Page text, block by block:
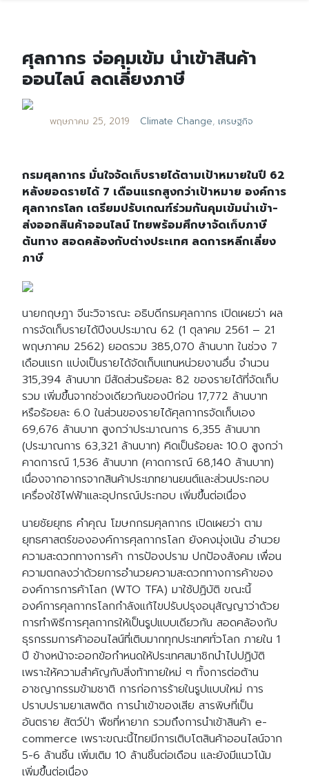
ศุลกากร จ่อคุมเข้ม นำเข้าสินค้า
ออนไลน์ ลดเลี่ยงภาษี
พฤษภาคม 25, 2019 Climate Change, เศรษฐกิจ
กรมศุลกากร มั่นใจจัดเก็บรายได้ตามเป้าหมายในปี 62
หลังยอดรายได้ 7 เดือนแรกสูงกว่าเป้าหมาย องค์การ
ศุลกากรโลก เตรียมปรับเกณฑ์ร่วมกันคุมเข้มนำเข้า-
ส่งออกสินค้าออนไลน์ ไทยพร้อมศึกษาจัดเก็บภาษี
ต้นทาง สอดคล้องกับต่างประเทศ ลดการหลีกเลี่ยง
ภาษี
นายกฤษฎา จีนะวิจารณะ อธิบดีกรมศุลกากร เปิดเผยว่า ผล
การจัดเก็บรายได้ปีงบประมาณ 62 (1 ตุลาคม 2561 – 21
พฤษภาคม 2562) ยอดรวม 385,070 ล้านบาท ในช่วง 7
เดือนแรก แบ่งเป็นรายได้จัดเก็บแทนหน่วยงานอื่น จำนวน
315,394 ล้านบาท มีสัดส่วนร้อยละ 82 ของรายได้ที่จัดเก็บ
รวม เพิ่มขึ้นจากช่วงเดียวกันของปีก่อน 17,772 ล้านบาท
หรือร้อยละ 6.0 ในส่วนของรายได้ศุลกากรจัดเก็บเอง
69,676 ล้านบาท สูงกว่าประมาณการ 6,355 ล้านบาท
(ประมาณการ 63,321 ล้านบาท) คิดเป็นร้อยละ 10.0 สูงกว่า
คาดการณ์ 1,536 ล้านบาท (คาดการณ์ 68,140 ล้านบาท)
เนื่องจากอากรจากสินค้าประเภทยานยนต์และส่วนประกอบ
เครื่องใช้ไฟฟ้าและอุปกรณ์ประกอบ เพิ่มขึ้นต่อเนื่อง
นายชัยยุทธ คำคุณ โฆษกกรมศุลกากร เปิดเผยว่า ตาม
ยุทธศาสตร์ขององค์การศุลกากรโลก ยังคงมุ่งเน้น อำนวย
ความสะดวกทางการค้า การป้องปราม ปกป้องสังคม เพื่อน
ความตกลงว่าด้วยการอำนวยความสะดวกทางการค้าของ
องค์การการค้าโลก (WTO TFA) มาใช้ปฏิบัติ ขณะนี้
องค์การศุลกากรโลกกำลังแก้ไขปรับปรุงอนุสัญญาว่าด้วย
การทำพิธีการศุลกากรให้เป็นรูปแบบเดียวกัน สอดคล้องกับ
ธุรกรรมการค้าออนไลน์ที่เติบมากทุกประเทศทั่วโลก ภายใน 1
ปี ข้างหน้าจะออกข้อกำหนดให้ประเทศสมาชิกนำไปปฏิบัติ
เพราะให้ความสำคัญกับสิ่งท้าทายใหม่ ๆ ทั้งการต่อต้าน
อาชญากรรมข้ามชาติ การก่อการร้ายในรูปแบบใหม่ การ
ปราบปรามยาเสพติด การนำเข้าของเสีย สารพิษที่เป็น
อันตราย สัตว์ป่า พืชที่หายาก รวมถึงการนำเข้าสินค้า e-
commerce เพราะขณะนี้ไทยมีการเติบโตสินค้าออนไลน์จาก
5-6 ล้านชิ้น เพิ่มเติม 10 ล้านชิ้นต่อเดือน และยังมีแนวโน้ม
เพิ่มขึ้นต่อเนื่อง